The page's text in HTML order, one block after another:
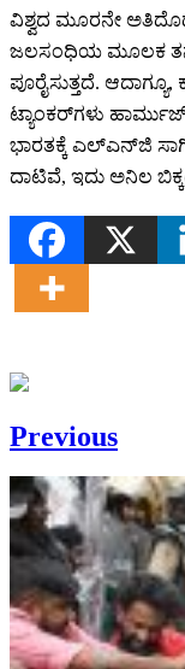
ವಿಶ್ವದ ಮೂರನೇ
ಜಲಸಂಧಿಯ ಮೂಲಕ ತನ್ನ
ಪೂರೈಸುತ್ತದೆ.
ಟ್ಯಾಂಕರ್‌ಗಳು
ಭಾರತಕ್ಕೆ ಎಲ್‌ಎನ್‌ಜಿ
ದಾಟಿವೆ, ಇದು ಅನಿಲ
Previous